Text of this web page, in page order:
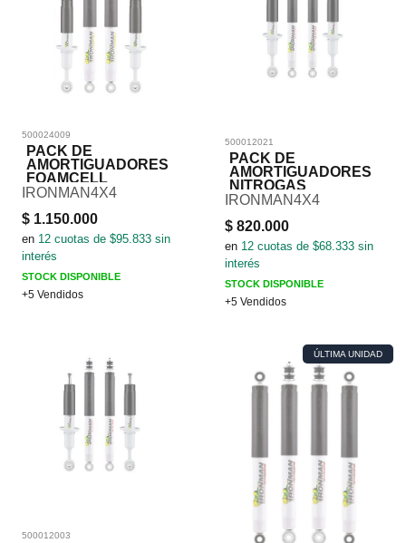
500024009
PACK DE
AMORTIGUADORES
FOAMCELL
IRONMAN4X4
$ 1.150.000
en 12 cuotas de $95.833 sin
interés
STOCK DISPONIBLE
+5 Vendidos
500012021
PACK DE
AMORTIGUADORES
NITROGAS
IRONMAN4X4
$ 820.000
en 12 cuotas de $68.333 sin
interés
STOCK DISPONIBLE
+5 Vendidos
500012003
ÚLTIMA UNIDAD